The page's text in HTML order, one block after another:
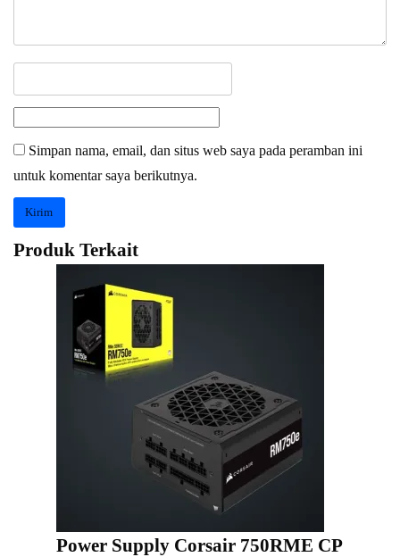
Simpan nama, email, dan situs web saya pada peramban ini
untuk komentar saya berikutnya.
Produk Terkait
Power Supply Corsair 750RME CP